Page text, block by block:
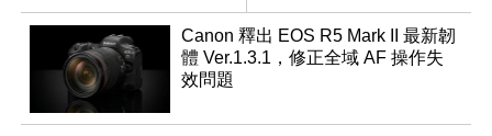
成員？
Canon 釋出 EOS R5 Mark II 最新韌
體 Ver.1.3.1，修正全域 AF 操作失
效問題